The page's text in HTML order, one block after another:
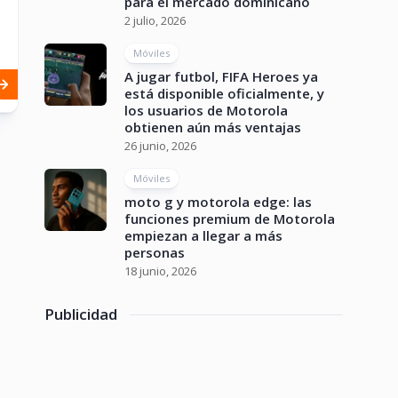
2 julio, 2026
Móviles
A jugar futbol, FIFA Heroes ya
está disponible oficialmente, y
los usuarios de Motorola
obtienen aún más ventajas
26 junio, 2026
Móviles
moto g y motorola edge: las
funciones premium de Motorola
empiezan a llegar a más
personas
18 junio, 2026
Publicidad